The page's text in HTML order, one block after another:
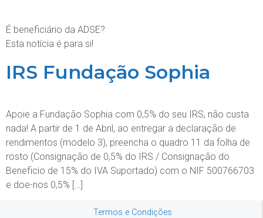
É beneficiário da ADSE?
Esta notícia é para si!
IRS Fundação Sophia
Apoie a Fundação Sophia com 0,5% do seu IRS, não custa
nada! A partir de 1 de Abril, ao entregar a declaração de
rendimentos (modelo 3), preencha o quadro 11 da folha de
rosto (Consignação de 0,5% do IRS / Consignação do
Beneficio de 15% do IVA Suportado) com o NIF 500766703
e doe-nos 0,5% […]
Termos e Condições